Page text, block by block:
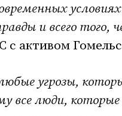
и всего того,
с активом
угрозы,
все люди, которые